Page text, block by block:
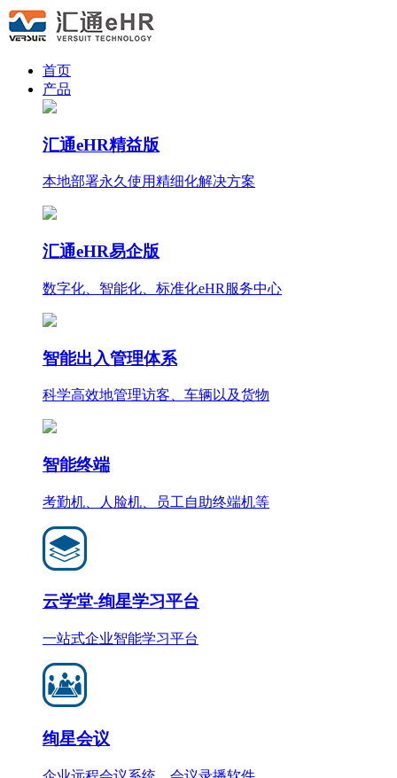
首页
产品
汇通eHR精益版
本地部署永久使用精细化解决方案
汇通eHR易企版
数字化、智能化、标准化eHR服务中心
智能出入管理体系
科学高效地管理访客、车辆以及货物
智能终端
考勤机、人脸机、员工自助终端机等
云学堂-绚星学习平台
一站式企业智能学习平台
绚星会议